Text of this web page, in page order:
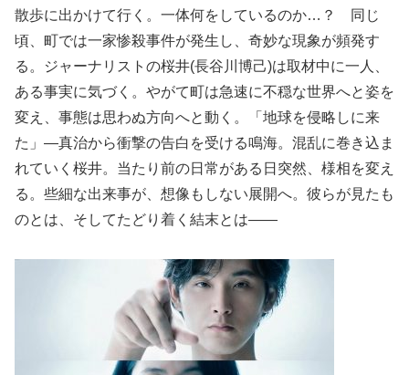
散歩に出かけて行く。一体何をしているのか…？ 同じ
頃、町では一家惨殺事件が発生し、奇妙な現象が頻発す
る。ジャーナリストの桜井(長谷川博己)は取材中に一人、
ある事実に気づく。やがて町は急速に不穏な世界へと姿を
変え、事態は思わぬ方向へと動く。「地球を侵略しに来
た」—真治から衝撃の告白を受ける鳴海。混乱に巻き込ま
れていく桜井。当たり前の日常がある日突然、様相を変え
る。些細な出来事が、想像もしない展開へ。彼らが見たも
のとは、そしてたどり着く結末とは――